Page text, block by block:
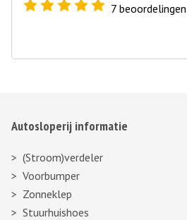
7 beoordelingen
Autosloperij informatie
(Stroom)verdeler
Voorbumper
Zonneklep
Stuurhuishoes